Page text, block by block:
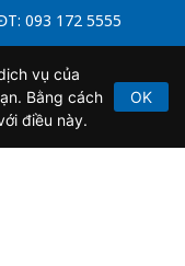
093 172 5555
GP-BTTTT do Bộ
vụ của
Bằng cách
điều này.
OK